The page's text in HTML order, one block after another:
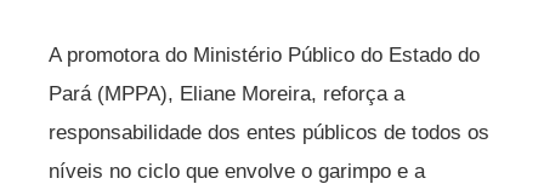
A promotora do Ministério Público do Estado do
Pará (MPPA), Eliane Moreira, reforça a
responsabilidade dos entes públicos de todos os
níveis no ciclo que envolve o garimpo e a